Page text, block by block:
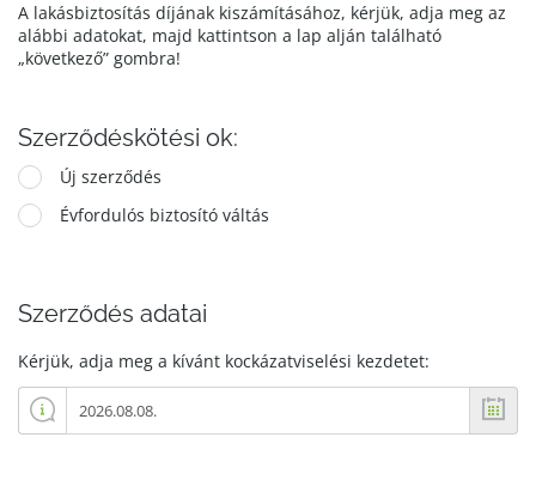
A lakásbiztosítás díjának kiszámításához, kérjük, adja meg az
alábbi adatokat, majd kattintson a lap alján található
„következő” gombra!
Szerződéskötési ok:
Új szerződés
Évfordulós biztosító váltás
Szerződés adatai
Kérjük, adja meg a kívánt kockázatviselési kezdetet: